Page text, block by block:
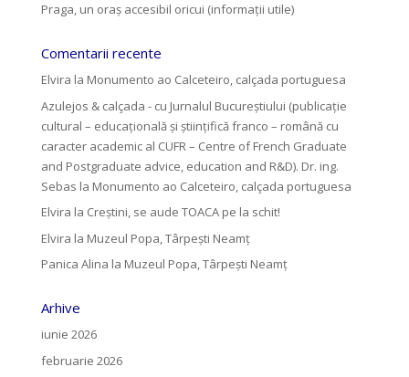
Praga, un oraș accesibil oricui (informații utile)
Comentarii recente
Elvira la Monumento ao Calceteiro, calçada portuguesa
Azulejos & calçada - cu Jurnalul Bucureștiului (publicație
cultural – educațională și științifică franco – română cu
caracter academic al CUFR – Centre of French Graduate
and Postgraduate advice, education and R&D). Dr. ing.
Sebas la Monumento ao Calceteiro, calçada portuguesa
Elvira la Creştini, se aude TOACA pe la schit!
Elvira la Muzeul Popa, Târpeşti Neamţ
Panica Alina la Muzeul Popa, Târpeşti Neamţ
Arhive
iunie 2026
februarie 2026